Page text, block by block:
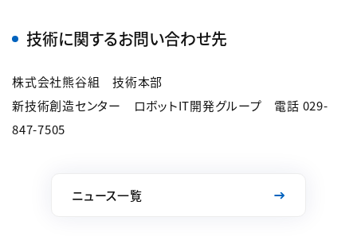
技術に関するお問い合わせ先
株式会社熊谷組 技術本部
新技術創造センター ロボットIT開発グループ 電話 029-
847-7505
ニュース一覧